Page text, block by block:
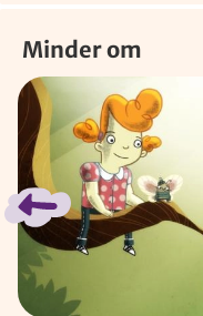
Minder om
Spring bånd over